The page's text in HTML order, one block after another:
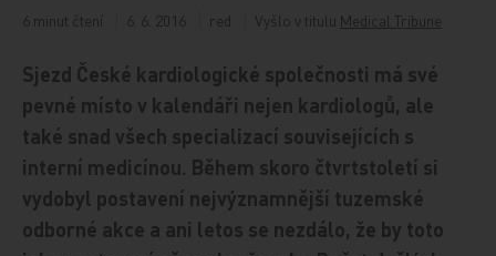
6 minut čtení 6. 6. 2016 red Vyšlo v titulu Medical Tribune
Sjezd České kardiologické společnosti má své
pevné místo v kalendáři nejen kardiologů, ale
také snad všech specializací souvisejících s
interní medicínou. Během skoro čtvrtstoletí si
vydobyl postavení nejvýznamnější tuzemské
odborné akce a ani letos se nezdálo, že by toto